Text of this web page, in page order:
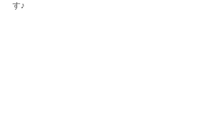
す♪